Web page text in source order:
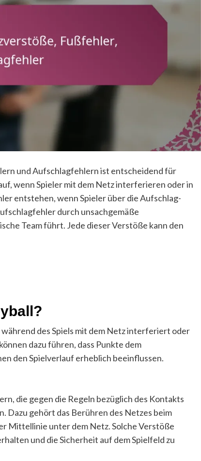
und Aufschlagfehlern ist entscheidend für
wenn Spieler mit dem Netz interferieren oder in
entstehen, wenn Spieler über die Aufschlag-
durch unsachgemäße
Team führt. Jede dieser Verstöße kann den
des Spiels mit dem Netz interferiert oder
dazu führen, dass Punkte dem
den Spielverlauf erheblich beeinflussen.
die gegen die Regeln bezüglich des Kontakts
Dazu gehört das Berühren des Netzes beim
Mittellinie unter dem Netz. Solche Verstöße
und die Sicherheit auf dem Spielfeld zu